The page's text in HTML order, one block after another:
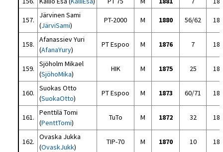
157.
Järvinen Sami
(JärviSami)
PT-2000 M 1880 56/62
158.
Afanassiev Yuri
(AfanaYury)
PT Espoo M 1876 7
159.
Sjöholm Mikael
(SjöhoMika)
HIK M 1875 25
160.
Suokas Otto
(SuokaOtto)
PT Espoo M 1873 60/71
161.
Penttilä Tomi
(PenttTomi)
TuTo M 1872 32
162.
Ovaska Jukka
(OvaskJukk)
TIP-70 M 1870 10